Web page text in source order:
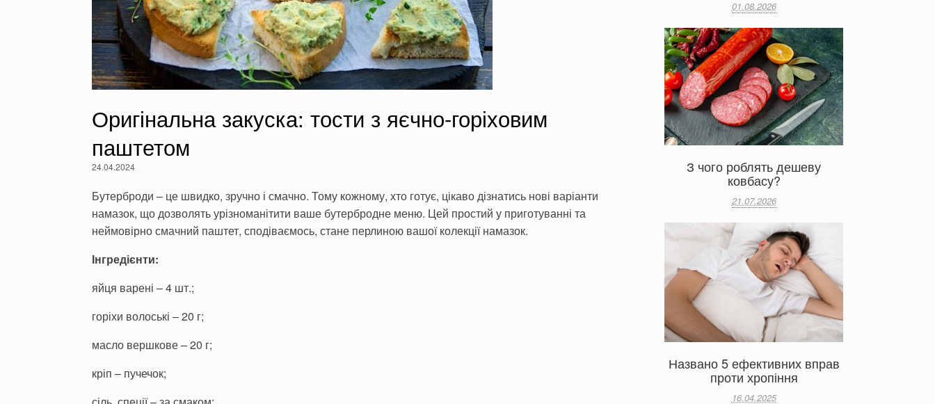
Оригінальна закуска: тости з яєчно-горіховим
паштетом
24.04.2024
Бутерброди – це швидко, зручно і смачно. Тому кожному, хто готує, цікаво дізнатись нові варіанти
намазок, що дозволять урізноманітити ваше бутербродне меню. Цей простий у приготуванні та
неймовірно смачний паштет, сподіваємось, стане перлиною вашої колекції намазок.
Інгредієнти:
яйця варені – 4 шт.;
горіхи волоські – 20 г;
масло вершкове – 20 г;
кріп – пучечок;
01.08.2026
З чого роблять дешеву
ковбасу?
21.07.2026
Названо 5 ефективних вправ
проти хропіння
16.04.2025